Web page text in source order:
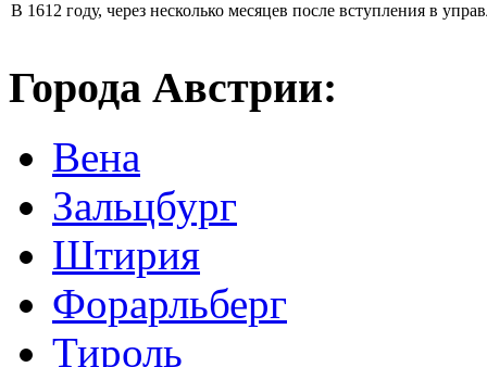
В 1612 году, через несколько месяцев после вступления в
Города Австрии:
Вена
Зальцбург
Штирия
Форарльберг
Тироль